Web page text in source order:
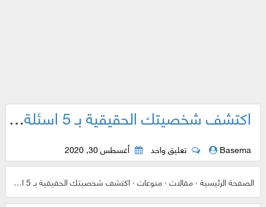
اكتشف شخصيتك الحقيقية بـ 5 اسئلة فقط
Basema تعليق واحد أغسطس 30, 2020
الصفحة الرئيسية›مقالات›منوعات›اكتشف شخصيتك الحقيقية بـ 5 اسئلة فقط